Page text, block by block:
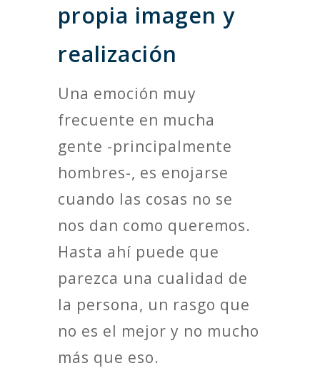
propia imagen y
realización
Una emoción muy
frecuente en mucha
gente -principalmente
hombres-, es enojarse
cuando las cosas no se
nos dan como queremos.
Hasta ahí puede que
parezca una cualidad de
la persona, un rasgo que
no es el mejor y no mucho
más que eso.